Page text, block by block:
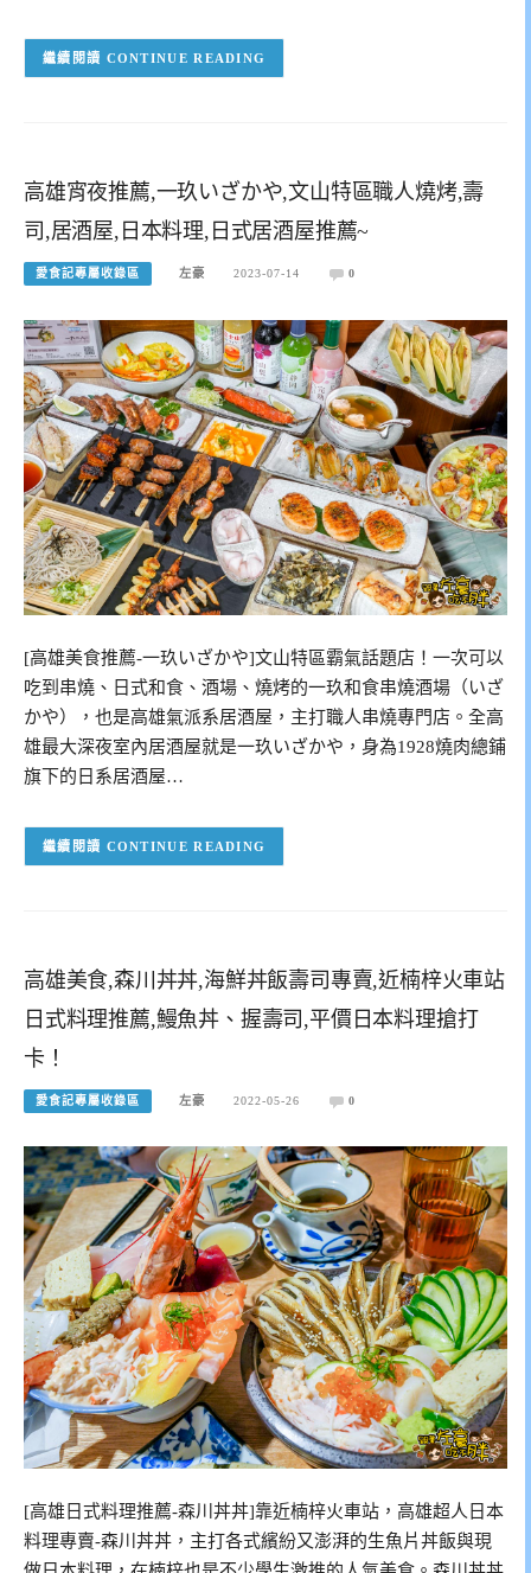
CONTINUE READING
高雄宵夜推薦,一玖いざかや,文山特區職人燒烤,壽
司,居酒屋,日本料理,日式居酒屋推薦~
愛食記專屬收錄區 左豪 2023-07-14 0
[高雄美食推薦-一玖いざかや]文山特區霸氣話題店！一次可以
吃到串燒、日式和食、酒場、燒烤的一玖和食串燒酒場（いざ
かや），也是高雄氣派系居酒屋，主打職人串燒專門店。全高
雄最大深夜室內居酒屋就是一玖いざかや，身為1928燒肉總鋪
旗下的日系居酒屋…
CONTINUE READING
高雄美食,森川丼丼,海鮮丼飯壽司專賣,近楠梓火車站
日式料理推薦,鰻魚丼、握壽司,平價日本料理搶打
卡！
愛食記專屬收錄區 左豪 2022-05-26 0
[高雄日式料理推薦-森川丼丼]靠近楠梓火車站，高雄超人日本
料理專賣-森川丼丼，主打各式繽紛又澎湃的生魚片丼飯與現